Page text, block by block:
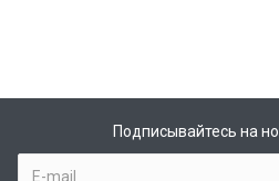
Подписывайтесь на